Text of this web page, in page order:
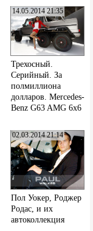
14.05.2014 21:35
Трехосный.
Серийный. За
полмиллиона
долларов. Mercedes-
Benz G63 AMG 6x6
02.03.2014 21:14
Пол Уокер, Роджер
Родас, и их
автоколлекция